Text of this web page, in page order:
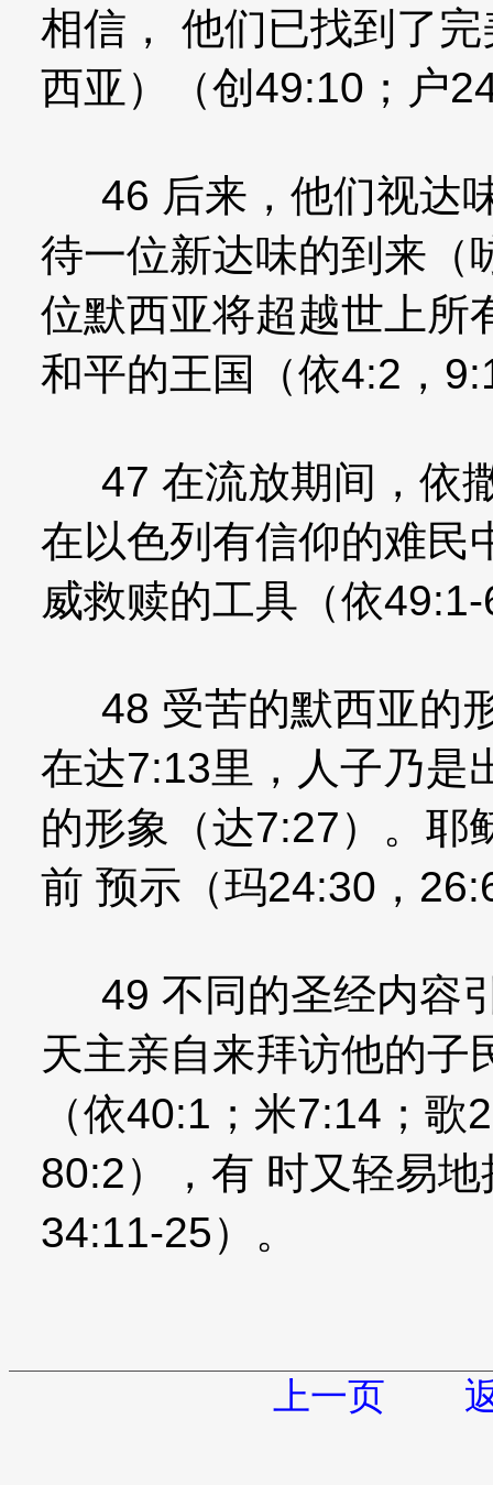
相信， 他们已找到了
西亚）（创49:10；户
46 后来，他们视达
待一位新达味的到来（
位默西亚将超越世上所
和平的王国（依4:2，
47 在流放期间，依
在以色列有信仰的难民
威救赎的工具（依
48 受苦的默西亚的
在达7:13里，人子乃是
的形象（达7:27）。耶
前 预示（玛24:30，
49 不同的圣经内容
天主亲自来拜访他的子
（依40:1；米7:14；
80:2），有 时又轻易
34:11-25）。
上一页